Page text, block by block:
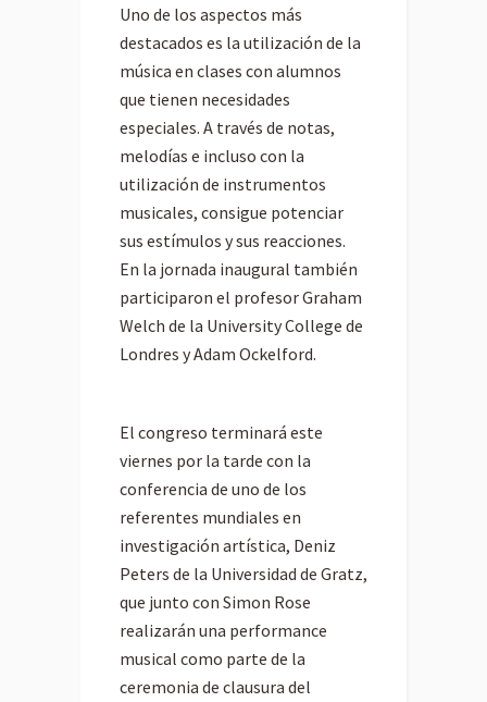
Uno de los aspectos más
destacados es la utilización de la
música en clases con alumnos
que tienen necesidades
especiales. A través de notas,
melodías e incluso con la
utilización de instrumentos
musicales, consigue potenciar
sus estímulos y sus reacciones.
En la jornada inaugural también
participaron el profesor Graham
Welch de la University College de
Londres y Adam Ockelford.
El congreso terminará este
viernes por la tarde con la
conferencia de uno de los
referentes mundiales en
investigación artística, Deniz
Peters de la Universidad de Gratz,
que junto con Simon Rose
realizarán una performance
musical como parte de la
ceremonia de clausura del